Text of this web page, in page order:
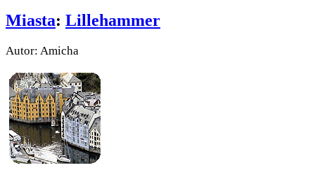
Miasta: Lillehammer
Autor: Amicha